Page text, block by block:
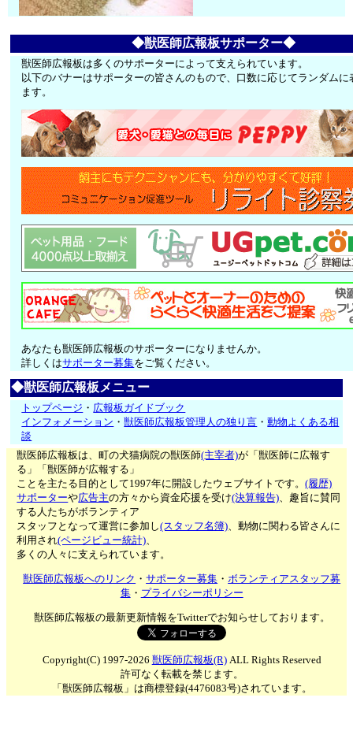
◆獣医師広報板サポーター◆
獣医師広報板は多くのサポーターによって支えられています。
以下のバナーはサポーターの皆さんのもので、口数に応じてランダムに
ます。
あなたも獣医師広報板のサポーターになりませんか。
詳しくはサポーター募集をご覧ください。
◆獣医師広報板メニュー
トップページ ・ 広報板ガイドブック
インフォメーション ・獣医師広報板管理人の独り言 ・動物よくある相
談
獣医師広報板は、町の犬猫病院の獣医師(主宰者)が「獣医師に広報す
る」「獣医師が広報する」
ことを主たる目的として1997年に開設したウェブサイトです。(履歴)
サポーターや広告主の方々から資金応援を受け(決算報告)、趣旨に賛同
する人たちがボランティア
スタッフとなって運営に参加し(スタッフ名簿)、動物に関わる皆さんに
利用され(ページビュー統計)、
多くの人々に支えられています。
獣医師広報板へのリンク ・サポーター募集 ・ボランティアスタッフ募
集・ プライバシーポリシー
獣医師広報板の最新更新情報をTwitterでお知らせしております。
Copyright(C) 1997-2026 獣医師広報板(R)ALL Rights Reserved
許可なく転載を禁じます。
「獣医師広報板」は商標登録(4476083号)されています。